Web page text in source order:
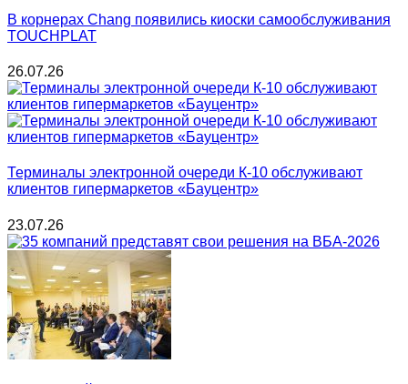
В корнерах Chang появились киоски самообслуживания
TOUCHPLAT
26.07.26
Терминалы электронной очереди К-10 обслуживают
клиентов гипермаркетов «Бауцентр»
23.07.26